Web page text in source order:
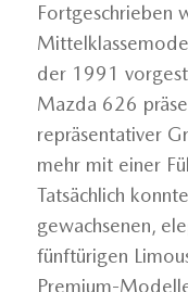
Fortgeschrieben
der 1991
Mazda 626
repräsentativer
mehr mit einer
Tatsächlich
gewachsenen,
fünftürigen
Premium-